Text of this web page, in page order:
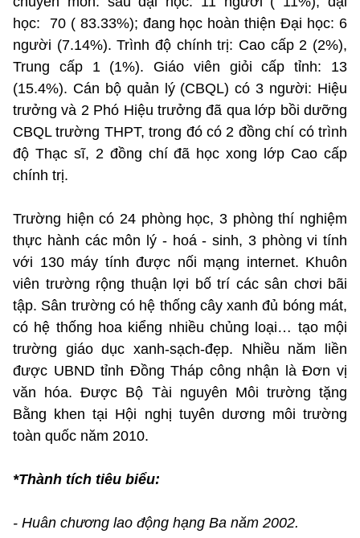
học: 70 ( 83.33%); đang học hoàn thiện Đại học: 6
người (7.14%). Trình độ chính trị: Cao cấp 2 (2%),
Trung cấp 1 (1%). Giáo viên giỏi cấp tỉnh: 13
(15.4%). Cán bộ quản lý (CBQL) có 3 người: Hiệu
trưởng và 2 Phó Hiệu trưởng đã qua lớp bồi dưỡng
CBQL trường THPT, trong đó có 2 đồng chí có trình
độ Thạc sĩ, 2 đồng chí đã học xong lớp Cao cấp
chính trị.
Trường hiện có 24 phòng học, 3 phòng thí nghiệm
thực hành các môn lý - hoá - sinh, 3 phòng vi tính
với 130 máy tính được nối mạng internet. Khuôn
viên trường rộng thuận lợi bố trí các sân chơi bãi
tập. Sân trường có hệ thống cây xanh đủ bóng mát,
có hệ thống hoa kiểng nhiều chủng loại… tạo mội
trường giáo dục xanh-sạch-đẹp. Nhiều năm liền
được UBND tỉnh Đồng Tháp công nhận là Đơn vị
văn hóa. Được Bộ Tài nguyên Môi trường tặng
Bằng khen tại Hội nghị tuyên dương môi trường
toàn quốc năm 2010.
*Thành tích tiêu biểu:
- Huân chương lao động hạng Ba năm 2002.